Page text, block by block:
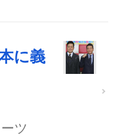
に義
ツ